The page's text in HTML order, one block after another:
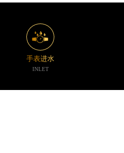
区龙锦路1590号现代传媒中心写字楼5号楼
区淮海东路29号苏宁广场IFC国际金融中
区国展路29号星耀天地写字楼1号楼18层
区世纪大道5号盐城金融城写字楼1号楼16
手表进水
INLET